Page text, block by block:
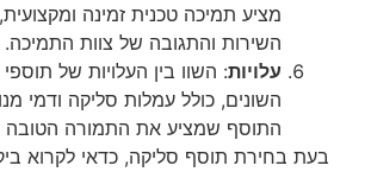
מציע תמיכה טכנית זמינה
השירות והתגובה של צוות התמיכה.
עלויות: השוו בין העלויות של
השונים, כולל עמלות סליקה ודמי
התוסף שמציע את התמורה הטובה
בעת בחירת תוסף סליקה, כדאי לקרוא